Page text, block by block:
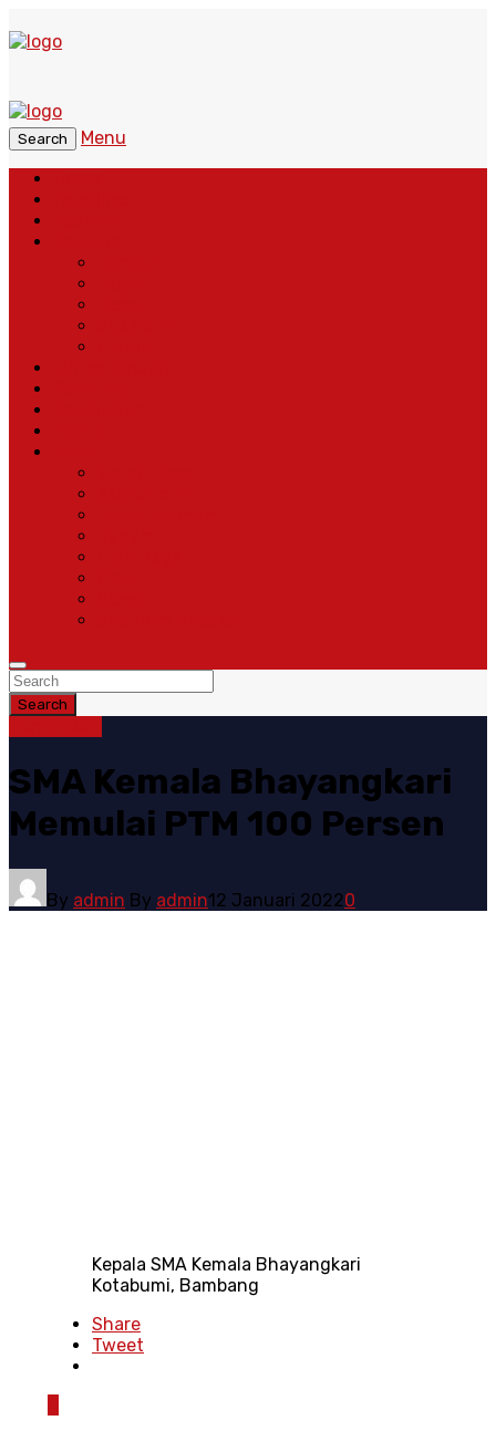
Search
Menu
Search
SMA Kemala Bhayangkari
Memulai PTM 100 Persen
By admin By admin12 Januari 20220
Kepala SMA Kemala Bhayangkari
Kotabumi, Bambang
Share
Tweet